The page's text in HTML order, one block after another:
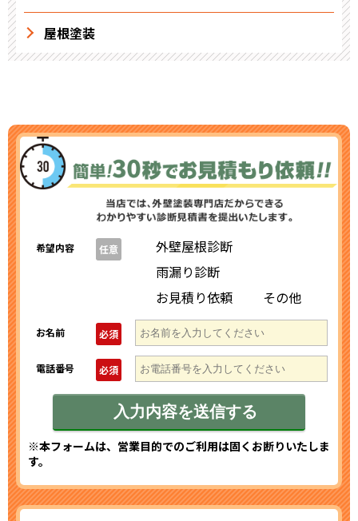
屋根塗装
希望内容 任意
外壁屋根診断
雨漏り診断
お見積り依頼
その他
お名前 必須
電話番号 必須
※本フォームは、営業目的でのご利用は固くお断りいたしま
す。